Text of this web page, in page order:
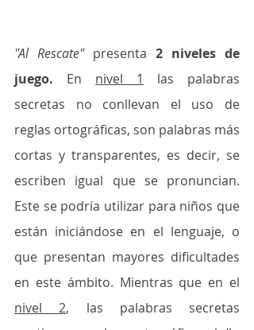
"Al Rescate" presenta 2 niveles de
juego. En nivel 1
las palabras
secretas no conllevan el uso de
reglas ortográficas, son palabras más
cortas y transparentes, es decir, se
escriben igual que se pronuncian.
Este se podría utilizar para niños que
están iniciándose en el lenguaje, o
que presentan mayores dificultades
nivel 2, las palabras secretas